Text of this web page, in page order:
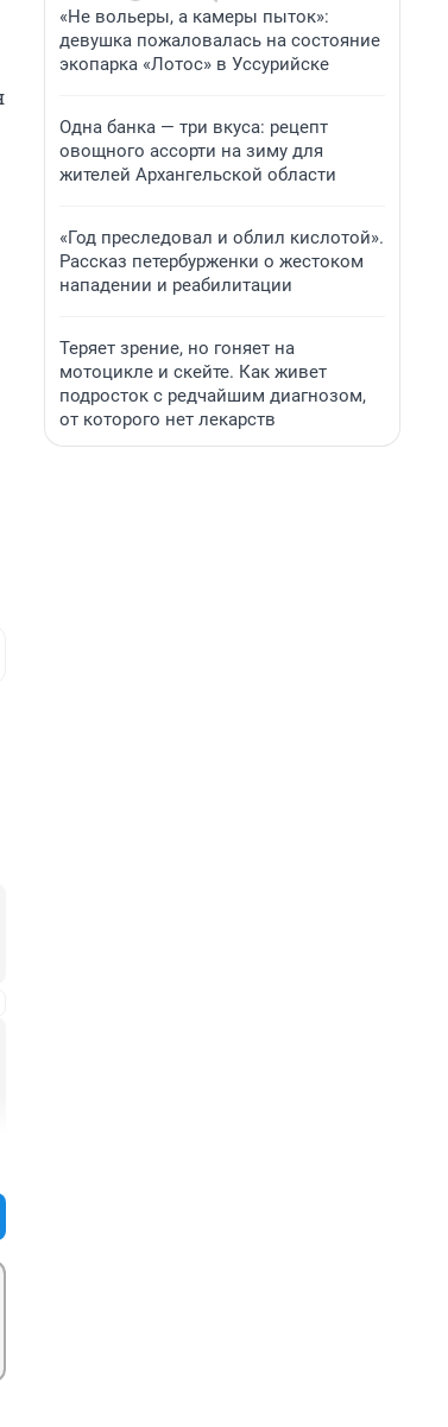
«Не вольеры, а камеры пыток»:
девушка пожаловалась на состояние
экопарка «Лотос» в Уссурийске
Одна банка — три вкуса: рецепт
овощного ассорти на зиму для
жителей Архангельской области
«Год преследовал и облил кислотой».
Рассказ петербурженки о жестоком
нападении и реабилитации
Теряет зрение, но гоняет на
мотоцикле и скейте. Как живет
подросток с редчайшим диагнозом,
от которого нет лекарств